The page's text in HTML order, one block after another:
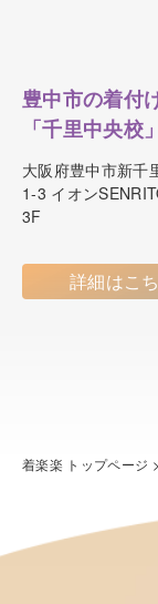
豊中市の着付
「千里中央校」
大阪府豊中市新千
1-3 イオン
3F
詳細はこ
着楽楽 トップページ